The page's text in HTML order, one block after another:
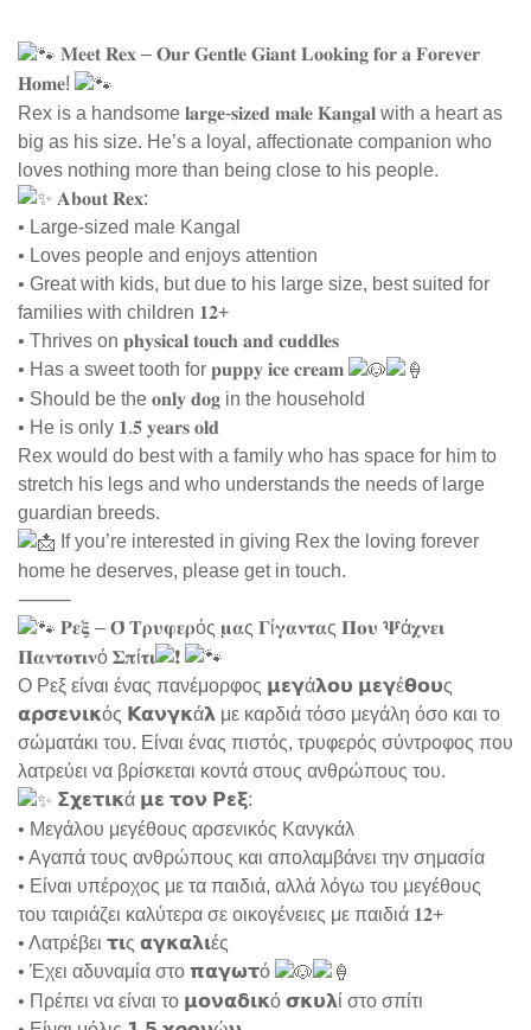
𝐌𝐞𝐞𝐭 𝐑𝐞𝐱 – 𝐎𝐮𝐫 𝐆𝐞𝐧𝐭𝐥𝐞 𝐆𝐢𝐚𝐧𝐭 𝐋𝐨𝐨𝐤𝐢𝐧𝐠 𝐟𝐨𝐫 𝐚 𝐅𝐨𝐫𝐞𝐯𝐞𝐫
𝐇𝐨𝐦𝐞!
Rex is a handsome 𝐥𝐚𝐫𝐠𝐞-𝐬𝐢𝐳𝐞𝐝 𝐦𝐚𝐥𝐞 𝐊𝐚𝐧𝐠𝐚𝐥 with a heart as
big as his size. He’s a loyal, affectionate companion who
loves nothing more than being close to his people.
𝐀𝐛𝐨𝐮𝐭 𝐑𝐞𝐱:
• Large-sized male Kangal
• Loves people and enjoys attention
• Great with kids, but due to his large size, best suited for
families with children 𝟏𝟐+
• Thrives on 𝐩𝐡𝐲𝐬𝐢𝐜𝐚𝐥 𝐭𝐨𝐮𝐜𝐡 𝐚𝐧𝐝 𝐜𝐮𝐝𝐝𝐥𝐞𝐬
• Has a sweet tooth for 𝐩𝐮𝐩𝐩𝐲 𝐢𝐜𝐞 𝐜𝐫𝐞𝐚𝐦
• Should be the 𝐨𝐧𝐥𝐲 𝐝𝐨𝐠 in the household
• He is only 𝟏.𝟓 𝐲𝐞𝐚𝐫𝐬 𝐨𝐥𝐝
Rex would do best with a family who has space for him to
stretch his legs and who understands the needs of large
guardian breeds.
If you’re interested in giving Rex the loving forever
home he deserves, please get in touch.
⸻
𝚸𝛆𝛏 – 𝚶҅ 𝚻𝛒𝛖𝛗𝛆𝛒ός 𝛍𝛂ς 𝚪ί𝛄𝛂𝛎𝛕𝛂ς 𝚷𝛐𝛖 𝚿ά𝛘𝛎𝛆𝛊
𝚷𝛂𝛎𝛕𝛐𝛕𝛊𝛎ό 𝚺𝛑ί𝛕𝛊
Ο Ρεξ είναι ένας πανέμορφος 𝝻𝝴𝝲ά𝝺𝝾𝞄 𝝻𝝴𝝲έ𝝷𝝾𝞄ς
𝝰𝞀𝞂𝝴𝝼𝝸𝝹ός 𝝟𝝰𝝼𝝲𝝹ά𝝺 με καρδιά τόσο μεγάλη όσο και το
σώματάκι του. Είναι ένας πιστός, τρυφερός σύντροφος που
λατρεύει να βρίσκεται κοντά στους ανθρώπους του.
𝝨𝞆𝝴𝞃𝝸𝝹ά 𝝻𝝴 𝞃𝝾𝝼 𝝦𝝴𝝽:
• Μεγάλου μεγέθους αρσενικός Κανγκάλ
• Αγαπά τους ανθρώπους και απολαμβάνει την σημασία
• Είναι υπέροχος με τα παιδιά, αλλά λόγω του μεγέθους
του ταιριάζει καλύτερα σε οικογένειες με παιδιά 𝟏𝟐+
• Λατρέβει 𝞃𝝸ς 𝝰𝝲𝝹𝝰𝝺𝝸ές
• Έχει αδυναμία στο 𝝿𝝰𝝲𝞈𝞃ό
• Πρέπει να είναι το 𝝻𝝾𝝼𝝰𝝳𝝸𝝹ό 𝞂𝝹𝞄𝝺ί στο σπίτι